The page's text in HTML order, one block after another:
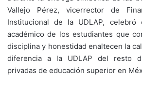
Vallejo Pérez, vicerrector de
Institucional de la UDLAP, celebró
académico de los estudiantes que
disciplina y honestidad enaltecen la
diferencia a la UDLAP del resto
privadas de educación superior en